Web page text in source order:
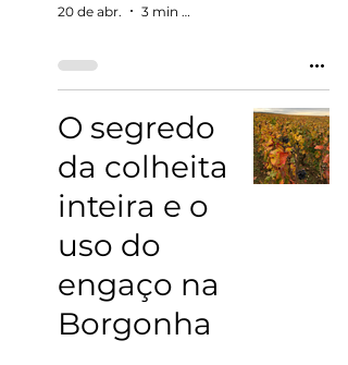
20 de abr. 3 min de leitura
O segredo
da colheita
inteira e o
uso do
engaço na
Borgonha